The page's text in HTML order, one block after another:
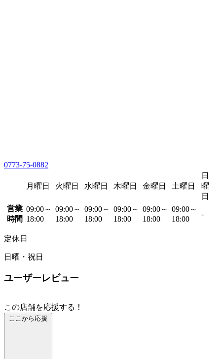
0773-75-0882
月曜日 火曜日 水曜日 木曜日 金曜日 土曜日
日
曜
日
営業
時間
09:00～
18:00
09:00～
18:00
09:00～
18:00
09:00～
18:00
09:00～
18:00
09:00～
18:00
-
定休日
日曜・祝日
ユーザーレビュー
この店舗を応援する！
ここから応援